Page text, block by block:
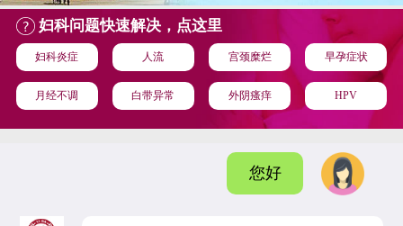
妇科问题快速解决，点这里
妇科炎症 人流 宫颈糜烂 早孕症状
月经不调 白带异常 外阴瘙痒 HPV
您好